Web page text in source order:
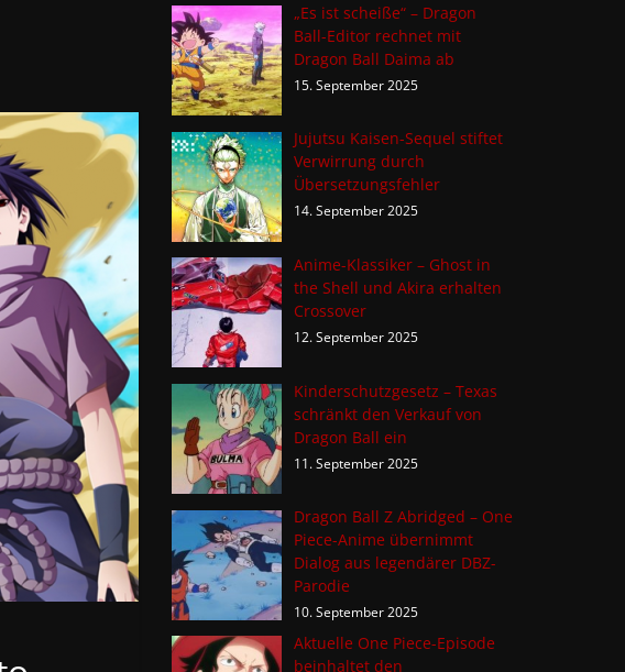
„Es ist scheiße“ – Dragon
Ball-Editor rechnet mit
Dragon Ball Daima ab
15. September 2025
Jujutsu Kaisen-Sequel stiftet
Verwirrung durch
Übersetzungsfehler
14. September 2025
Anime-Klassiker – Ghost in
the Shell und Akira erhalten
Crossover
12. September 2025
Kinderschutzgesetz – Texas
schränkt den Verkauf von
Dragon Ball ein
11. September 2025
Dragon Ball Z Abridged – One
Piece-Anime übernimmt
Dialog aus legendärer DBZ-
Parodie
10. September 2025
Aktuelle One Piece-Episode
beinhaltet den